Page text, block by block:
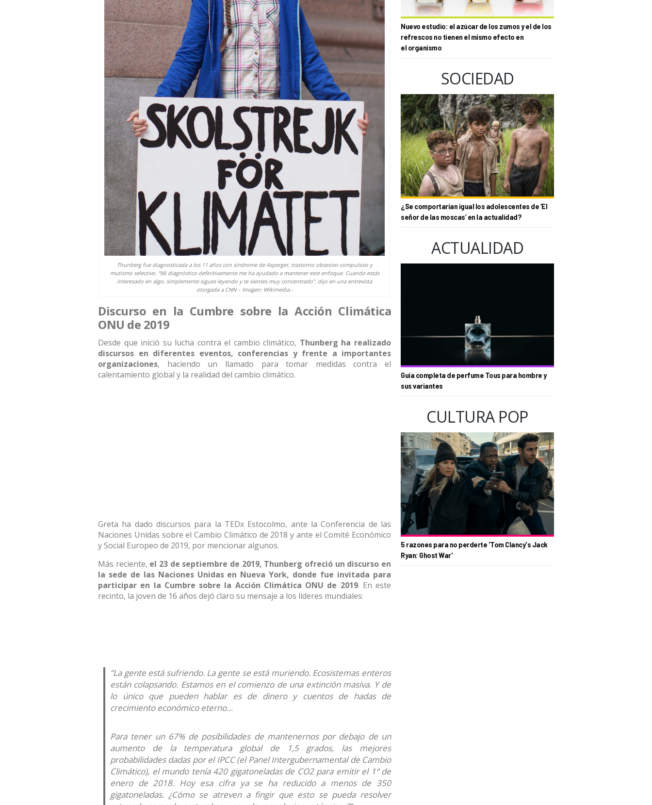
Thunberg fue diagnosticada a los 11 años con síndrome de Asperger, trastorno obsesivo-compulsivo y
mutismo selectivo. “Mi diagnóstico definitivamente me ha ayudado a mantener este enfoque. Cuando estás
interesado en algo, simplemente sigues leyendo y te sientes muy concentrado”, dijo en una entrevista
otorgada a CNN – Imagen: Wikimedia.-
Discurso en la Cumbre sobre la Acción Climática
ONU de 2019
Desde que inició su lucha contra el cambio climático, Thunberg ha realizado
discursos en diferentes eventos, conferencias y frente a importantes
organizaciones, haciendo un llamado para tomar medidas contra el
calentamiento global y la realidad del cambio climático.
Greta ha dado discursos para la TEDx Estocolmo, ante la Conferencia de las
Naciones Unidas sobre el Cambio Climático de 2018 y ante el Comité Económico
y Social Europeo de 2019, por mencionar algunos.
Más reciente, el 23 de septiembre de 2019, Thunberg ofreció un discurso en
la sede de las Naciones Unidas en Nueva York, donde fue invitada para
participar en la Cumbre sobre la Acción Climática ONU de 2019. En este
recinto, la joven de 16 años dejó claro su mensaje a los líderes mundiales:
“La gente está sufriendo. La gente se está muriendo. Ecosistemas enteros
están colapsando. Estamos en el comienzo de una extinción masiva. Y de
lo único que pueden hablar es de dinero y cuentos de hadas de
crecimiento económico eterno…
Para tener un 67% de posibilidades de mantenernos por debajo de un
aumento de la temperatura global de 1,5 grados, las mejores
probabilidades dadas por el IPCC (el Panel Intergubernamental de Cambio
Climático), el mundo tenía 420 gigatoneladas de CO2 para emitir el 1º de
enero de 2018. Hoy esa cifra ya se ha reducido a menos de 350
gigatoneladas. ¿Cómo se atreven a fingir que esto se pueda resolver
Nuevo estudio: el azúcar de los zumos y el de los
refrescos no tienen el mismo efecto en
el organismo
SOCIEDAD
¿Se comportarían igual los adolescentes de ‘El
señor de las moscas’ en la actualidad?
ACTUALIDAD
Guía completa de perfume Tous para hombre y
sus variantes
CULTURA POP
5 razones para no perderte 'Tom Clancy's Jack
Ryan: Ghost War'